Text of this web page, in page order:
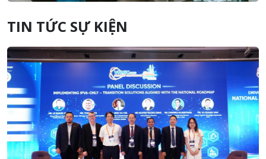
TIN TỨC SỰ KIỆN